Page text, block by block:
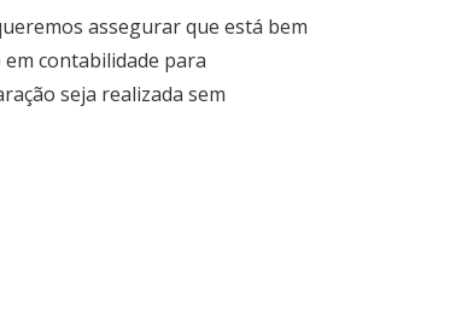
assegurar que está bem
contabilidade para
seja realizada sem